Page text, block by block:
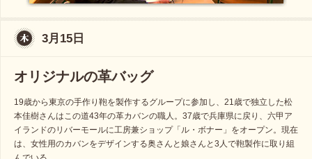
3月15日
オリジナルの革バッグ
19歳から東京の手作り鞄を製作するグループに参加し、21歳で独立した松
本佳樹さんはこの道43年の革カバンの職人。37歳で兵庫県に戻り、六甲ア
イランドのリバーモールに工房兼ショップ「ル・ボナー」をオープン。現在
は、女性用のカバンをデザインする奥さんと娘さんと3人で鞄製作に取り組